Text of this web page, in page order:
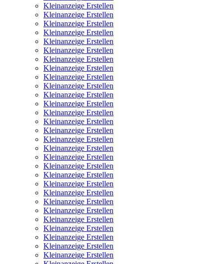
Kleinanzeige Erstellen
Kleinanzeige Erstellen
Kleinanzeige Erstellen
Kleinanzeige Erstellen
Kleinanzeige Erstellen
Kleinanzeige Erstellen
Kleinanzeige Erstellen
Kleinanzeige Erstellen
Kleinanzeige Erstellen
Kleinanzeige Erstellen
Kleinanzeige Erstellen
Kleinanzeige Erstellen
Kleinanzeige Erstellen
Kleinanzeige Erstellen
Kleinanzeige Erstellen
Kleinanzeige Erstellen
Kleinanzeige Erstellen
Kleinanzeige Erstellen
Kleinanzeige Erstellen
Kleinanzeige Erstellen
Kleinanzeige Erstellen
Kleinanzeige Erstellen
Kleinanzeige Erstellen
Kleinanzeige Erstellen
Kleinanzeige Erstellen
Kleinanzeige Erstellen
Kleinanzeige Erstellen
Kleinanzeige Erstellen
Kleinanzeige Erstellen